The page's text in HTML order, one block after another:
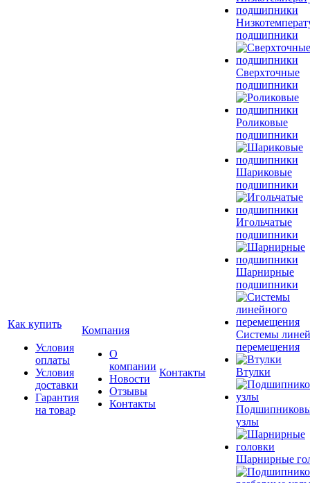
Как купить
Условия
оплаты
Условия
доставки
Гарантия
на товар
Компания
О
компании
Новости
Отзывы
Контакты
Контакты
подшипники
Сверхточные
подшипники
Роликовые
подшипники
Шариковые
подшипники
Игольчатые
подшипники
Шарнирные
подшипники
Системы
перемещения
Втулки
узлы
Шарнирные